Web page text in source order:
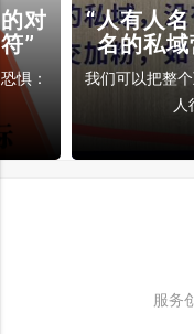
对
”
惧：
“人有人
名的私
我们可以把整
人
服务